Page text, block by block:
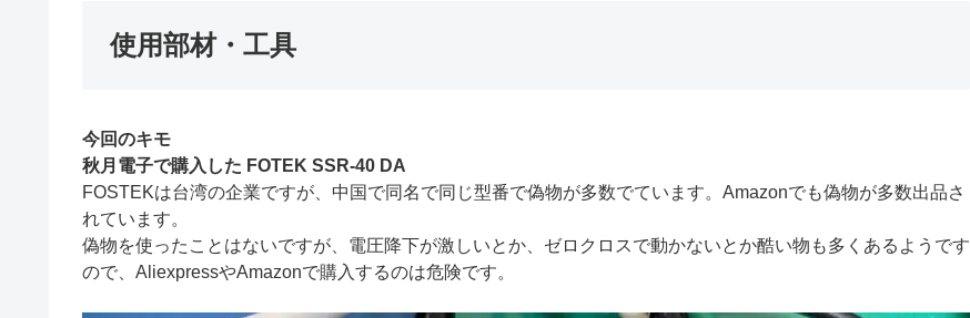
使用部材・工具
今回のキモ
秋月電子で購入した FOTEK SSR-40 DA
FOSTEKは台湾の企業ですが、中国で同名で同じ型番で偽物が多数でています。Amazonでも偽物が多数出品さ
れています。
偽物を使ったことはないですが、電圧降下が激しいとか、ゼロクロスで動かないとか酷い物も多くあるようです
ので、AliexpressやAmazonで購入するのは危険です。